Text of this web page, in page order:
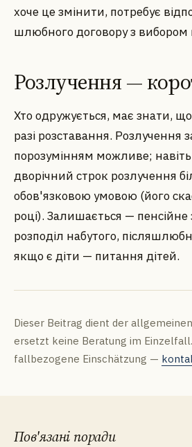
хоче це змінити, потребує
шлюбного договору з вибором
Розлучення —
Хто одружується, має знати, що
разі розставання. Розлучення
порозумінням можливе; навіть
дворічний строк розлучення
обов'язковою умовою (його
році). Залишається —
розподіл набутого,
якщо є діти — питання дітей.
Dieser Beitrag dient der
ersetzt keine Beratung im
fallbezogene Einschätzung —
Пов'язані поради